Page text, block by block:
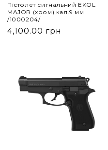
Пістолет сигнальний EKOL
MAJOR (хром) кал.9 мм
/1000204/
4,100.00 грн